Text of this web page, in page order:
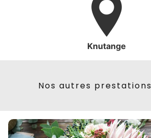
Knutange
Nos autres prestations